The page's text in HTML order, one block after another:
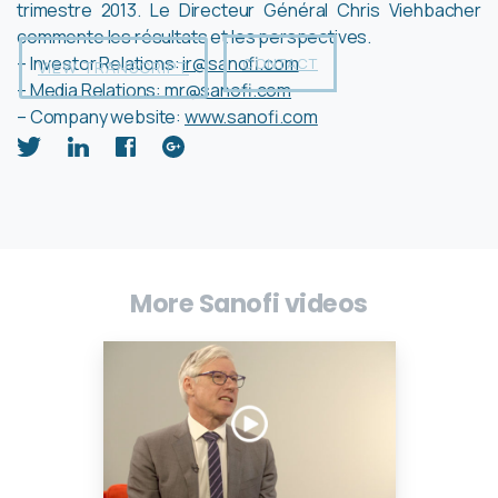
trimestre 2013. Le Directeur Général Chris Viehbacher
commente les résultats et les perspectives.
– Investor Relations:ir@sanofi.com
– Media Relations:mr@sanofi.com
– Company website: www.sanofi.com
VIEW TRANSCRIPT CONTACT
More Sanofi videos